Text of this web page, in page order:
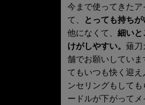
今まで使ってきたア
て、
とっても持ちが
他になくて、細いと
けがしやすい。薙刀
舗でお願いしてい
てもいつも快く迎
ンセリングもして
ードルが下がって